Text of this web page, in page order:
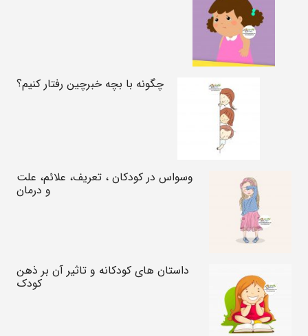
چگونه با بچه خبرچین رفتار کنیم؟
وسواس در کودکان ، تعریف، علائم، علت
و درمان
داستان های کودکانه و تاثیر آن بر ذهن
کودک